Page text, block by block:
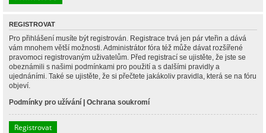
REGISTROVAT
Pro přihlášení musíte být registrován. Registrace trvá jen pár vteřin a dává
vám mnohem větší možnosti. Administrátor fóra též může dávat rozšířené
pravomoci registrovaným uživatelům. Před registrací se ujistěte, že jste se
obeznámili s našimi podmínkami pro použití a s dalšími pravidly a
ujednáními. Také se ujistěte, že si přečtete jakákoliv pravidla, která se na fóru
objeví.
Podmínky pro užívání | Ochrana soukromí
Registrovat